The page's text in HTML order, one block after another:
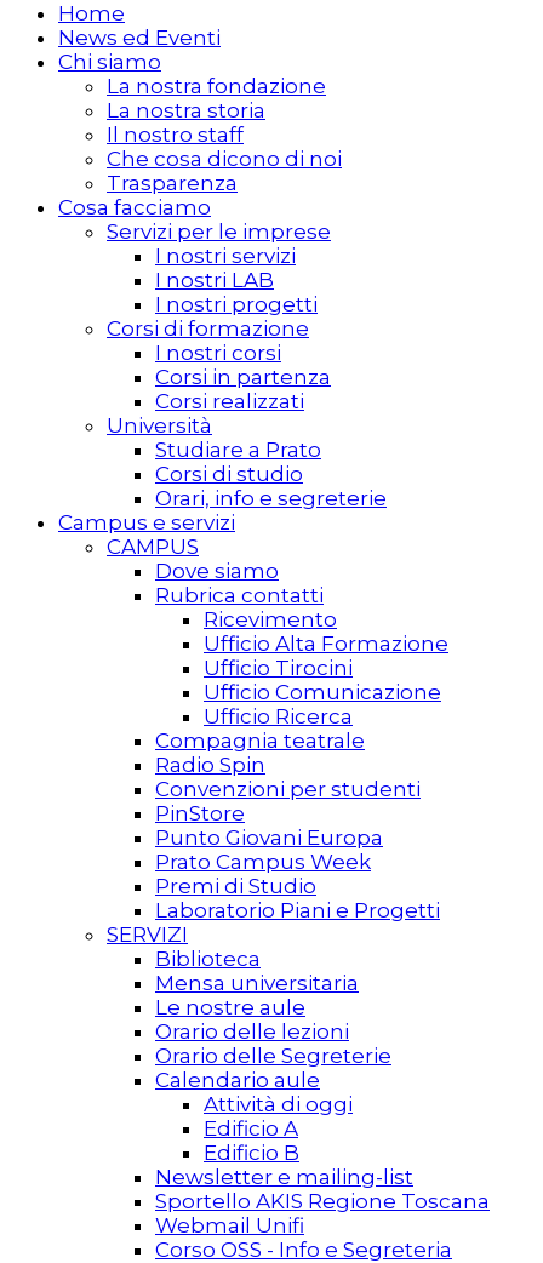
Home
News ed Eventi
Chi siamo
La nostra fondazione
La nostra storia
Il nostro staff
Che cosa dicono di noi
Trasparenza
Cosa facciamo
Servizi per le imprese
I nostri servizi
I nostri LAB
I nostri progetti
Corsi di formazione
I nostri corsi
Corsi in partenza
Corsi realizzati
Università
Studiare a Prato
Corsi di studio
Orari, info e segreterie
Campus e servizi
CAMPUS
Dove siamo
Rubrica contatti
Ricevimento
Ufficio Alta Formazione
Ufficio Tirocini
Ufficio Comunicazione
Ufficio Ricerca
Compagnia teatrale
Radio Spin
Convenzioni per studenti
PinStore
Punto Giovani Europa
Prato Campus Week
Premi di Studio
Laboratorio Piani e Progetti
SERVIZI
Biblioteca
Mensa universitaria
Le nostre aule
Orario delle lezioni
Orario delle Segreterie
Calendario aule
Attività di oggi
Edificio A
Edificio B
Newsletter e mailing-list
Sportello AKIS Regione Toscana
Webmail Unifi
Corso OSS - Info e Segreteria